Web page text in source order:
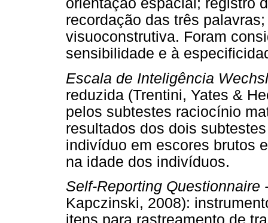
orientação espacial; registro
recordação das três
visuoconstrutiva. Foram
sensibilidade e à
Escala de Inteligência
reduzida (Trentini, Yates &
pelos subtestes raciocínio
resultados dos dois
indivíduo em escores brutos
na idade dos indivíduos.
Self-Reporting Questionnaire
Kapczinski, 2008):
itens para rastreamento de